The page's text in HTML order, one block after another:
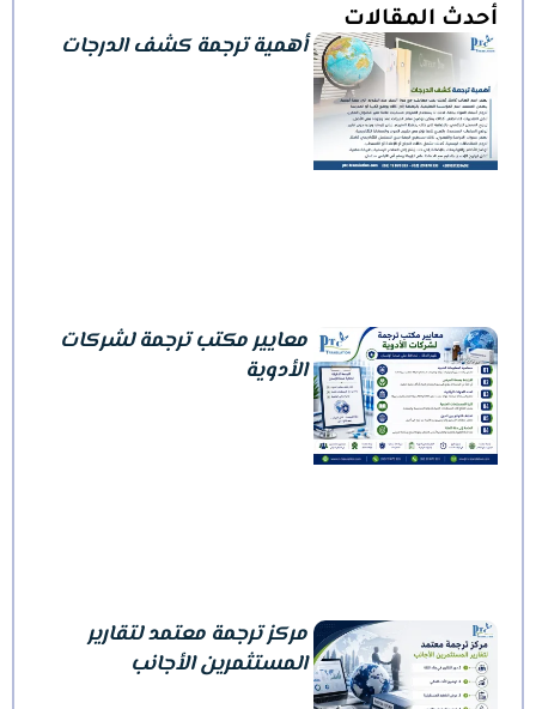
أحدث المقالات
أهمية ترجمة كشف الدرجات
معايير مكتب ترجمة لشركات
الأدوية
مركز ترجمة معتمد لتقارير
المستثمرين الأجانب